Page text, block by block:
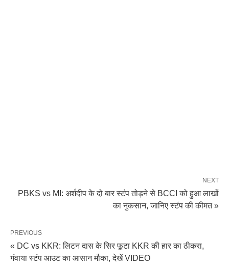
NEXT
PBKS vs MI: अर्शदीप के दो बार स्टंप तोड़ने से BCCI को हुआ लाखों
का नुकसान, जानिए स्टंप की कीमत »
PREVIOUS
« DC vs KKR: लिटन दास के सिर फूटा KKR की हार का ठीकरा,
गंवाया स्टंप आउट का आसान मौका, देखें VIDEO